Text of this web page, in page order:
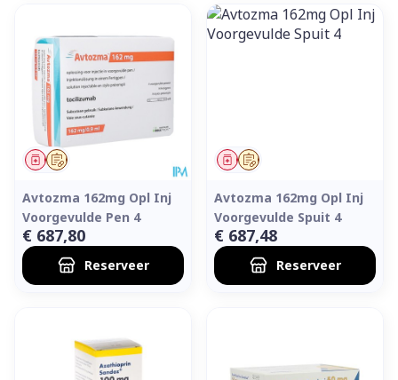
Op voorschrift
Geneesmiddel
Avtozma 162mg Opl Inj
Voorgevulde Pen 4
€ 687,80
Reserveer
Op voorschrift
Geneesmiddel
Avtozma 162mg Opl Inj
Voorgevulde Spuit 4
€ 687,48
Reserveer